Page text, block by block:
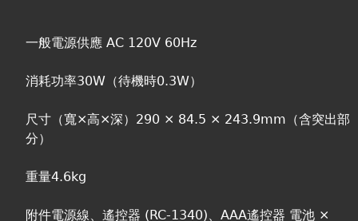
一般電源供應 AC 120V 60Hz
消耗功率30W（待機時0.3W）
尺寸（寬×高×深）290 × 84.5 × 243.9mm（含突出部
分）
重量4.6kg
附件電源線、遙控器 (RC-1340)、AAA遙控器 電池 ×